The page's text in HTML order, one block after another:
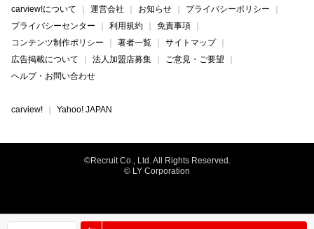
carview!について 運営会社 お知らせ
プライバシーポリシー
プライバシーセンター
利用規約
免責事項
コンテンツ制作ポリシー
著者一覧
サイトマップ
広告掲載について
法人加盟店募集
ご意見・ご要望
ヘルプ・お問い合わせ
carview! Yahoo! JAPAN
©Recruit Co., Ltd. All Rights Reserved.
© LY Corporation